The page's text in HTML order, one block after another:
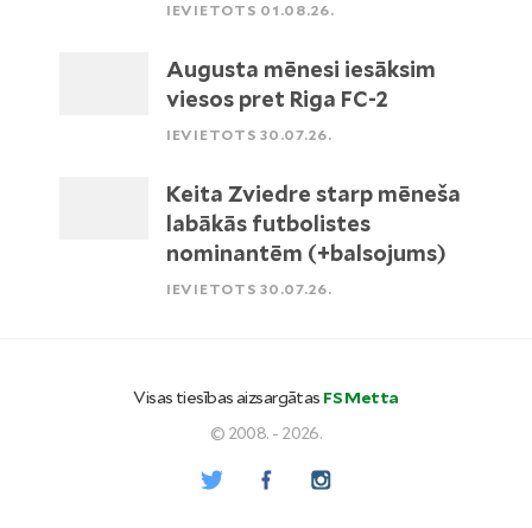
IEVIETOTS 01.08.26.
Augusta mēnesi iesāksim
viesos pret Riga FC-2
IEVIETOTS 30.07.26.
Keita Zviedre starp mēneša
labākās futbolistes
nominantēm (+balsojums)
IEVIETOTS 30.07.26.
Visas tiesības aizsargātas FS Metta
© 2008. - 2026.